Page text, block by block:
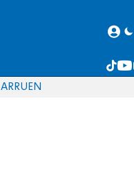
EN
RU
AR